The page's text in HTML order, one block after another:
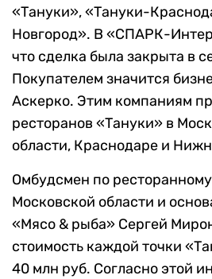
«Тануки», «Тануки-
Новгород». В «СПАРК-
что сделка была закрыта в
Покупателем значится
Аскерко. Этим компаниям
ресторанов «Тануки» в
области, Краснодаре и
Омбудсмен по
Московской области и
«Мясо & рыба» Сергей
стоимость каждой точки
40 млн руб. Согласно этой